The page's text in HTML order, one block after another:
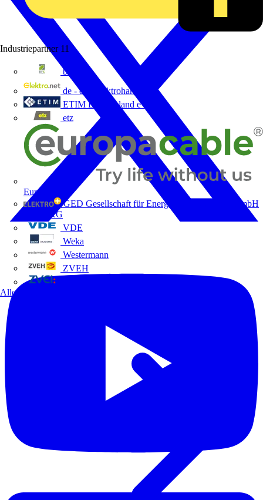
Industriepartner 11
bfe
de - das Elektrohandwerk
ETIM Deutschland eV
etz
Europacable
GED Gesellschaft für Energiedienstleistung - GmbH
& Co. KG
VDE
Weka
Westermann
ZVEH
Alle Partner